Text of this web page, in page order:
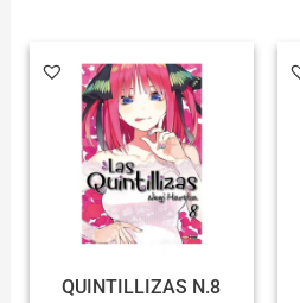
QUINTILLIZAS N.8